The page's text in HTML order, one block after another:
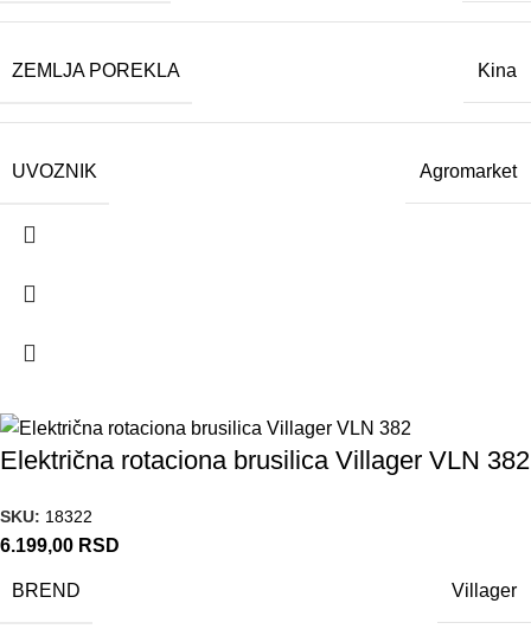
ZEMLJA POREKLA Kina
UVOZNIK Agromarket
Električna rotaciona brusilica Villager VLN 382
SKU: 18322
6.199,00 RSD
BREND Villager